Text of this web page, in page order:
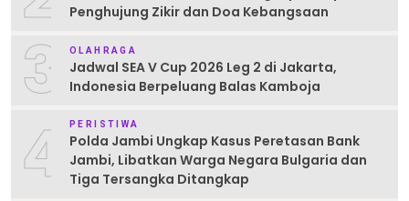
Penghujung Zikir dan Doa Kebangsaan
3 OLAHRAGA
Jadwal SEA V Cup 2026 Leg 2 di Jakarta,
Indonesia Berpeluang Balas Kamboja
4 PERISTIWA
Polda Jambi Ungkap Kasus Peretasan Bank
Jambi, Libatkan Warga Negara Bulgaria dan
Tiga Tersangka Ditangkap